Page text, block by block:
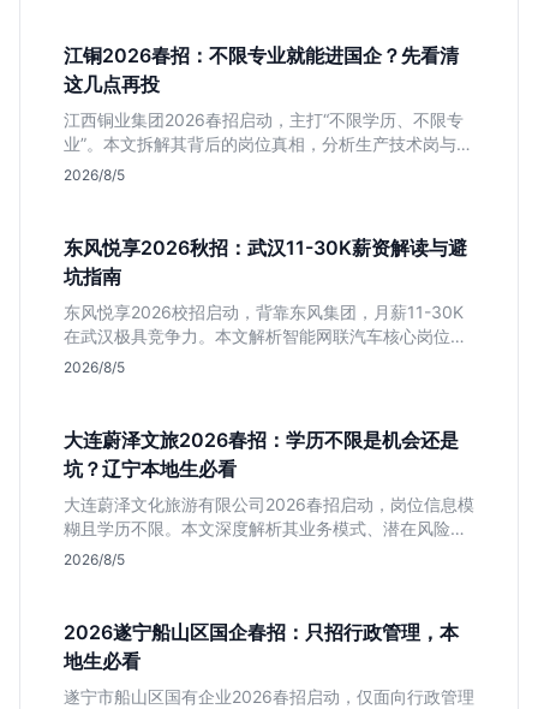
江铜2026春招：不限专业就能进国企？先看清
这几点再投
江西铜业集团2026春招启动，主打“不限学历、不限专
业”。本文拆解其背后的岗位真相，分析生产技术岗与职
能岗的区别，帮助应届生判断是否值得作为国企兜底选
2026/8/5
东风悦享2026秋招：武汉11-30K薪资解读与避
坑指南
东风悦享2026校招启动，背靠东风集团，月薪11-30K
在武汉极具竞争力。本文解析智能网联汽车核心岗位，
提醒注意JD中混入的跨境电商岗，助应届生精准投递研
2026/8/5
大连蔚泽文旅2026春招：学历不限是机会还是
坑？辽宁本地生必看
大连蔚泽文化旅游有限公司2026春招启动，岗位信息模
糊且学历不限。本文深度解析其业务模式、潜在风险及
适合人群，帮助辽宁本地应届生判断是否值得投递。
2026/8/5
2026遂宁船山区国企春招：只招行政管理，本
地生必看
遂宁市船山区国有企业2026春招启动，仅面向行政管理